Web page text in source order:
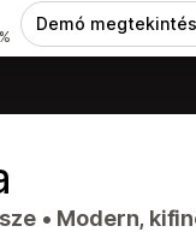
Demó
• Modern,